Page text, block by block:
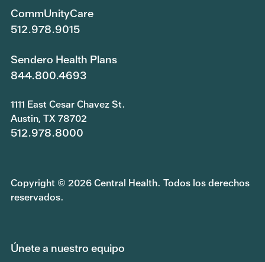
CommUnityCare
512.978.9015
Sendero Health Plans
844.800.4693
1111 East Cesar Chavez St.
Austin, TX 78702
512.978.8000
Copyright © 2026 Central Health. Todos los derechos
reservados.
Únete a nuestro equipo